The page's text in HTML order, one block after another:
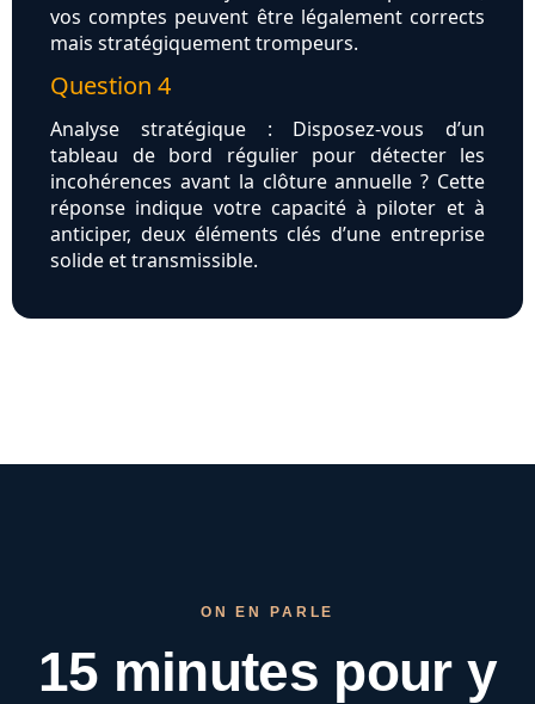
vos comptes peuvent être légalement corrects
mais stratégiquement trompeurs.
Question 4
Analyse stratégique : Disposez-vous d’un
tableau de bord régulier pour détecter les
incohérences avant la clôture annuelle ? Cette
réponse indique votre capacité à piloter et à
anticiper, deux éléments clés d’une entreprise
solide et transmissible.
ON EN PARLE
15 minutes pour y